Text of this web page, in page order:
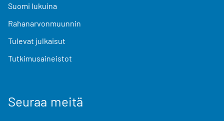
Suomi lukuina
Rahanarvonmuunnin
Tulevat julkaisut
Tutkimusaineistot
Seuraa meitä